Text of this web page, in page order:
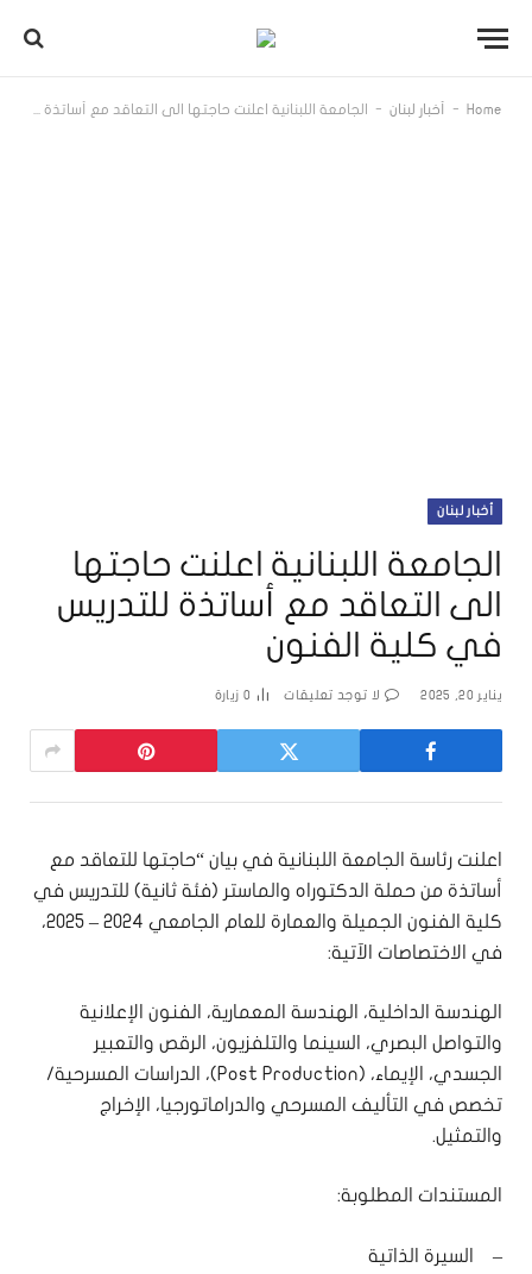
Home
- أخبار لبنان - الجامعة اللبنانية اعلنت حاجتها الى التعاقد مع أساتذة للتدريس في كلية الفنون
أخبار لبنان
الجامعة اللبنانية اعلنت حاجتها
الى التعاقد مع أساتذة للتدريس
في كلية الفنون
يناير 20, 2025 لا توجد تعليقات 0 زيارة
اعلنت رئاسة الجامعة اللبنانية في بيان “حاجتها للتعاقد مع
أساتذة من حملة الدكتوراه والماستر (فئة ثانية) للتدريس في
كلية الفنون الجميلة والعمارة للعام الجامعي 2024 – 2025،
في الاختصاصات الآتية:
الهندسة الداخلية، الهندسة المعمارية، الفنون الإعلانية
والتواصل البصري، السينما والتلفزيون، الرقص والتعبير
الجسدي، الإيماء، (Post Production)، الدراسات المسرحية/
تخصص في التأليف المسرحي والدراماتورجيا، الإخراج
والتمثيل.
المستندات المطلوبة:
– السيرة الذاتية